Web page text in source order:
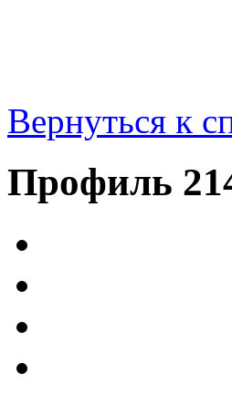
Вернуться к
Профиль